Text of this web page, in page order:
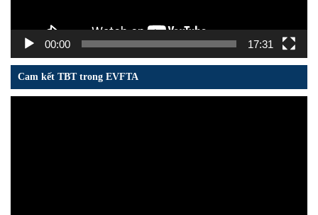
00:00 17:31
Cam kết TBT trong EVFTA